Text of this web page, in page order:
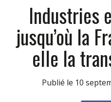
Industries
jusqu’où la
elle la
Publié le 10